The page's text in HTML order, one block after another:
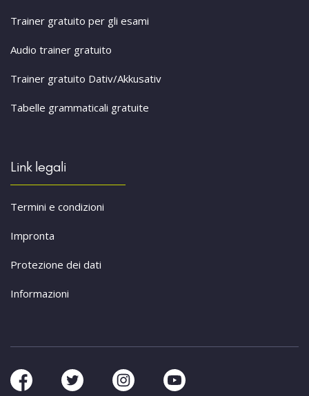
Trainer gratuito per gli esami
Audio trainer gratuito
Trainer gratuito Dativ/Akkusativ
Tabelle grammaticali gratuite
Link legali
Termini e condizioni
Impronta
Protezione dei dati
Informazioni